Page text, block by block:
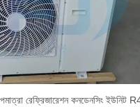
রেফ্রিজারেশন কনডেনসিং